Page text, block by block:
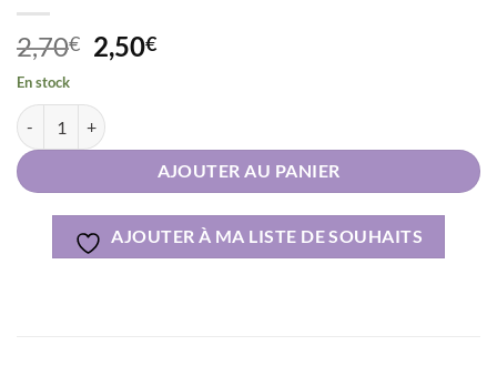
2,70€ Le
prix
était :
2,70€.
2,50€Le
2,50€.
En stock
quantité de TdeT | Cure-pieds brosse
AJOUTER AU PANIER
Alternative:
AJOUTER À MA LISTE DE SOUHAITS